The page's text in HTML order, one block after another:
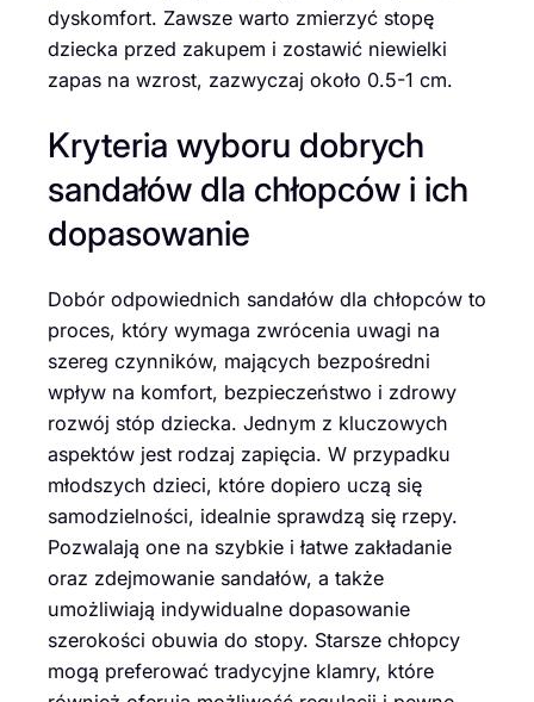
dyskomfort. Zawsze warto zmierzyć stopę
dziecka przed zakupem i zostawić niewielki
zapas na wzrost, zazwyczaj około 0.5-1 cm.
Kryteria wyboru dobrych
sandałów dla chłopców i ich
dopasowanie
Dobór odpowiednich sandałów dla chłopców to
proces, który wymaga zwrócenia uwagi na
szereg czynników, mających bezpośredni
wpływ na komfort, bezpieczeństwo i zdrowy
rozwój stóp dziecka. Jednym z kluczowych
aspektów jest rodzaj zapięcia. W przypadku
młodszych dzieci, które dopiero uczą się
samodzielności, idealnie sprawdzą się rzepy.
Pozwalają one na szybkie i łatwe zakładanie
oraz zdejmowanie sandałów, a także
umożliwiają indywidualne dopasowanie
szerokości obuwia do stopy. Starsze chłopcy
mogą preferować tradycyjne klamry, które